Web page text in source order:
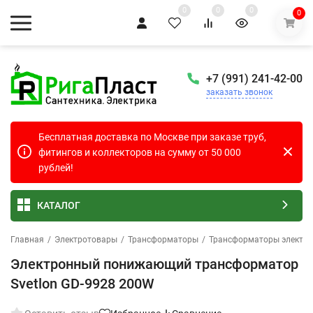
0 0 0 0
+7 (991) 241-42-00
заказать звонок
Бесплатная доставка по Москве при заказе труб,
фитингов и коллекторов на сумму от 50 000
рублей!
КАТАЛОГ
Главная / Электротовары / Трансформаторы / Трансформаторы
Электронный понижающий трансформатор
Svetlon GD-9928 200W